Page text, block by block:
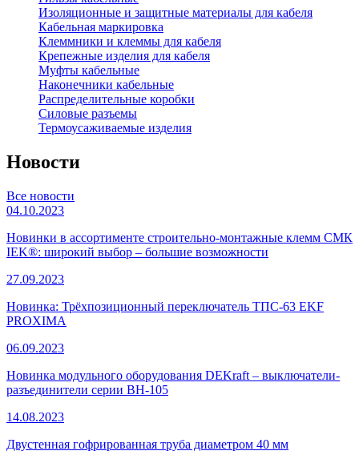
Изоляционные и защитные материалы для кабеля
Кабельная маркировка
Клеммники и клеммы для кабеля
Крепежные изделия для кабеля
Муфты кабельные
Наконечники кабельные
Распределительные коробки
Силовые разъемы
Термоусаживаемые изделия
Новости
Все новости
04.10.2023
Новинки в ассортименте строительно-монтажные клемм СМК
IEK®: широкий выбор – большие возможности
27.09.2023
Новинка: Трёхпозиционный переключатель ТПС-63 EKF
PROXIMA
06.09.2023
Новинка модульного оборудования DEKraft – выключатели-
разъединители серии ВН-105
14.08.2023
Двустенная гофрированная труба диаметром 40 мм